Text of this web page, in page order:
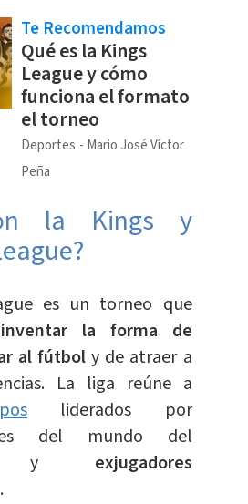
Te Recomendamos
Qué es la Kings
League y cómo
funciona el formato
el torneo
Deportes
Mario José Víctor
Peña
la Kings y
es un torneo que
la forma de
al fútbol y de atraer a
La liga reúne a
liderados por
del mundo del
y exjugadores